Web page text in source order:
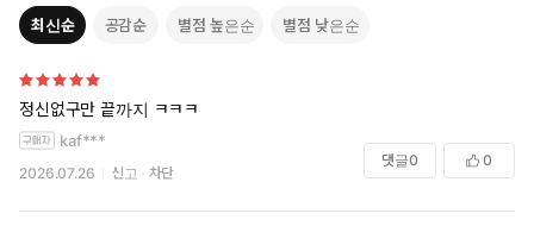
최신순 공감순 별점 높은순 별점 낮은순
정신없구만 끝까지 ㅋㅋㅋ
kaf***
2026.07.26 신고 차단
댓글0 0